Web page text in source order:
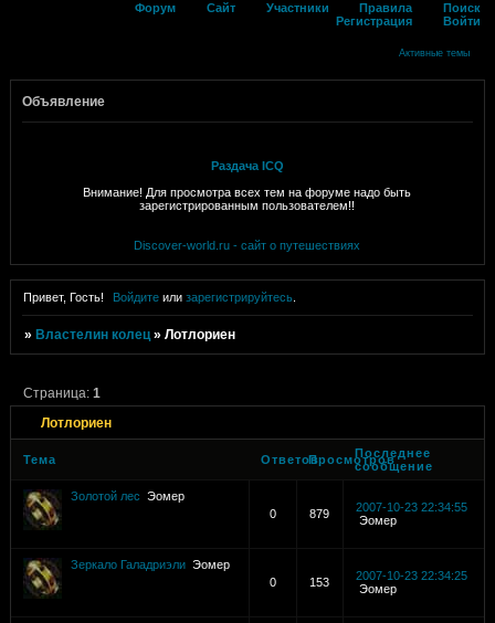
Форум Сайт Участники Правила
Поиск
Регистрация
Войти
Активные темы
Объявление
Раздача ICQ
Внимание! Для просмотра всех тем на форуме надо быть
зарегистрированным пользователем!!
Discover-world.ru - сайт о путешествиях
Привет, Гость! Войдите илизарегистрируйтесь
» Властелин колец »Лотлориен
Лотлориен
Страница:1
Тема ОтветовПросмотровПоследнее
сообщение
Золотой лес Эомер
0
879
2007-10-23 22:34:55
Эомер
Зеркало Галадриэли Эомер
0
153
2007-10-23 22:34:25
Эомер